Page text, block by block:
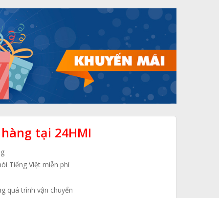
tại 24HMI
Tiếng Việt miễn phí
quá trình vận chuyển